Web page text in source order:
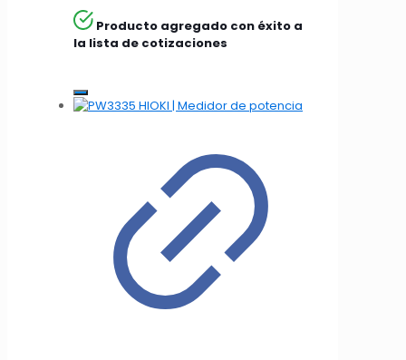
Producto agregado con éxito a
la lista de cotizaciones